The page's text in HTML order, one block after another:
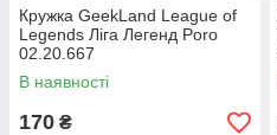
Кружка GeekLand League of
Legends Ліга Легенд Poro
02.20.667
В наявності
170 ₴